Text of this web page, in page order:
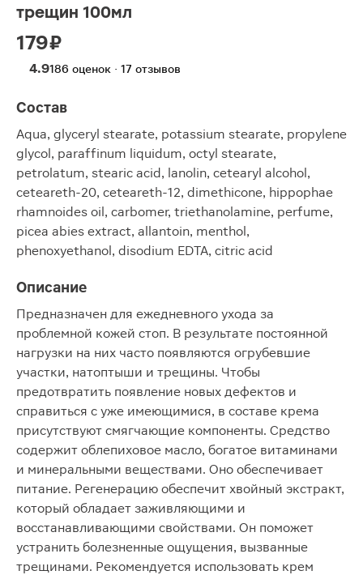
трещин 100мл
179 ₽
4.9186 оценок · 17 отзывов
Состав
Aqua, glyceryl stearate, potassium stearate, propylene
glycol, paraffinum liquidum, octyl stearate,
petrolatum, stearic acid, lanolin, cetearyl alcohol,
ceteareth-20, ceteareth-12, dimethicone, hippophae
rhamnoides oil, carbomer, triethanolamine, perfume,
picea abies extract, allantoin, menthol,
phenoxyethanol, disodium EDTA, citric acid
Описание
Предназначен для ежедневного ухода за
проблемной кожей стоп. В результате постоянной
нагрузки на них часто появляются огрубевшие
участки, натоптыши и трещины. Чтобы
предотвратить появление новых дефектов и
справиться с уже имеющимися, в составе крема
присутствуют смягчающие компоненты. Средство
содержит облепиховое масло, богатое витаминами
и минеральными веществами. Оно обеспечивает
питание. Регенерацию обеспечит хвойный экстракт,
который обладает заживляющими и
восстанавливающими свойствами. Он поможет
устранить болезненные ощущения, вызванные
трещинами. Рекомендуется использовать крем